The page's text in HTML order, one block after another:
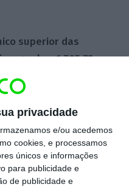
privacidade
e/ou acedemos
cookies, e processamos
únicos e informações
para publicidade e
de publicidade e
superior das
a ganhar 1.705,73
corresponde ao
Única
subir para
TRU), se passar a
superior
e finanças
se de um